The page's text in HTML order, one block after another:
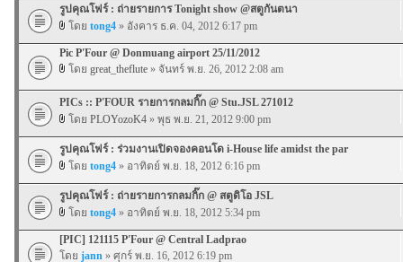
รูปคุณโฟร์ : ถ่ายรายการ Tonight show @สตูกันตนา
โดย tong4 » อังคาร ธ.ค. 04, 2012 6:17 pm
Pic P'Four @ Donmuang airport 25/11/2012
โดย great_theflute » จันทร์ พ.ย. 26, 2012 2:08 am
PICs :: P'FOUR รายการกลมกิ๊ก @ Stu.JSL 271012
โดย PLOYozoK4 » พุธ พ.ย. 21, 2012 9:00 pm
รูปคุณโฟร์ : ร่วมงานเปิดจองคอนโด i-House life amidst the par
โดย tong4 » อาทิตย์ พ.ย. 18, 2012 6:16 pm
รูปคุณโฟร์ : ถ่ายรายการกลมกิ๊ก @ สตูดิโอ JSL
โดย tong4 » อาทิตย์ พ.ย. 18, 2012 5:34 pm
[PIC] 121115 P'Four @ Central Ladprao
โดย jann » ศุกร์ พ.ย. 16, 2012 6:19 pm